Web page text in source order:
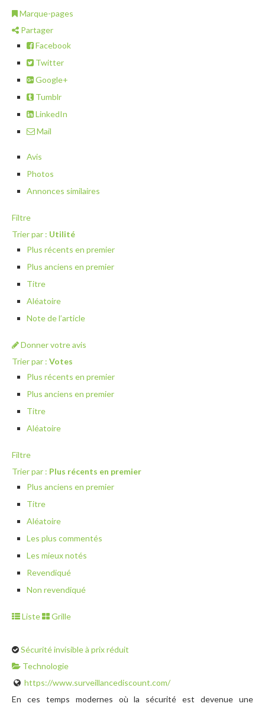
Marque-pages
Partager
Facebook
Twitter
Google+
Tumblr
LinkedIn
Mail
Avis
Photos
Annonces similaires
Filtre
Trier par : Utilité
Plus récents en premier
Plus anciens en premier
Titre
Aléatoire
Note de l’article
Donner votre avis
Trier par : Votes
Plus récents en premier
Plus anciens en premier
Titre
Aléatoire
Filtre
Trier par : Plus récents en premier
Plus anciens en premier
Titre
Aléatoire
Les plus commentés
Les mieux notés
Revendiqué
Non revendiqué
Liste Grille
Sécurité invisible à prix réduit
Technologie
https://www.surveillancediscount.com/
En ces temps modernes où la sécurité est devenue une